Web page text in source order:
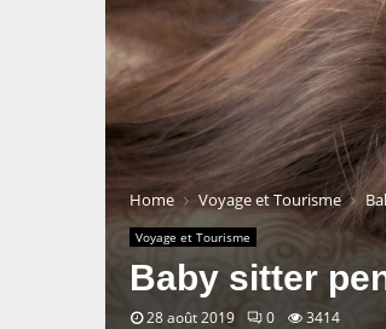
Home Voyage et Tourisme
Voyage et Tourisme
Baby sitter
28 août 2019 0 3414